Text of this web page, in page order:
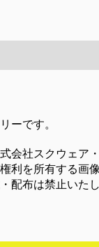
ーです。
会社スクウェア
利を所有する画
配布は禁止いたし